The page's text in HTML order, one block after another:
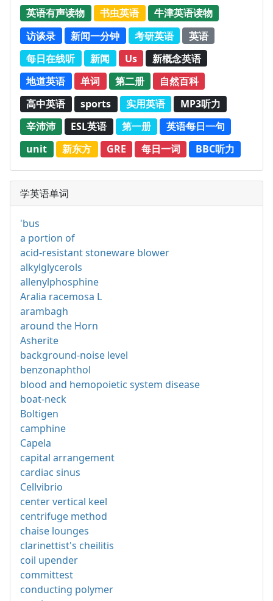
英语有声读物
书虫英语
牛津英语读物
访谈录
新闻一分钟 考研英语
英语
每日在线听
新闻 Us
新概念英语
地道英语
单词 第二册
自然百科
高中英语
sports 实用英语
MP3听力
辛沛沛
ESL英语 第一册
英语每日一句
unit
新东方 GRE 每日一词 BBC听力
学英语单词
'bus
a portion of
acid-resistant stoneware blower
alkylglycerols
allenylphosphine
Aralia racemosa L
arambagh
around the Horn
Asherite
background-noise level
benzonaphthol
blood and hemopoietic system disease
boat-neck
Boltigen
camphine
Capela
capital arrangement
cardiac sinus
Cellvibrio
center vertical keel
centrifuge method
chaise lounges
clarinettist's cheilitis
coil upender
committest
conducting polymer